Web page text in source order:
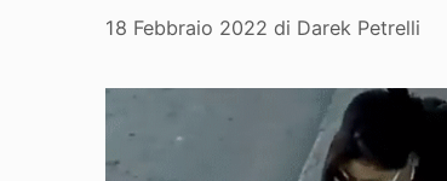
18 Febbraio 2022 di Darek Petrelli